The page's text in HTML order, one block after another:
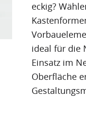
eckig?
ideal für die
Einsatz im
Oberfläche